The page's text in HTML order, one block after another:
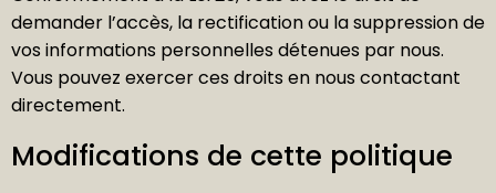
demander l’accès, la rectification ou la suppression de
vos informations personnelles détenues par nous.
Vous pouvez exercer ces droits en nous contactant
directement.
Modifications de cette politique